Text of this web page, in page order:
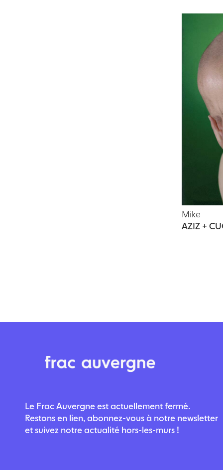
Mike
AZIZ +
Le Frac Auvergne est actuellement fermé.
Restons en lien, abonnez-vous à notre newsletter
et suivez notre actualité hors-les-murs !